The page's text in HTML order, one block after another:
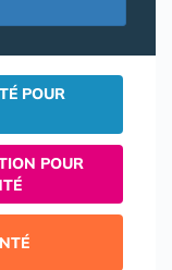
POUR
POUR